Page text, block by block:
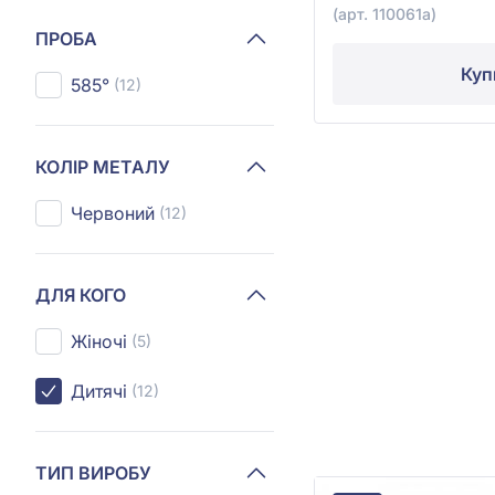
ПРОБА
585° (12)
КОЛІР МЕТАЛУ
Червоний (12)
ДЛЯ КОГО
Жіночі (5)
Дитячі (12)
ТИП ВИРОБУ
(арт. 110061а)